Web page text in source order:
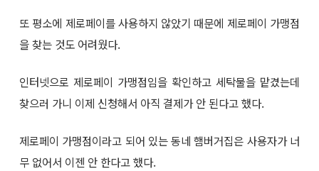
또 평소에 제로페이를 사용하지 않았기 때문에 제로페이 가맹점
을 찾는 것도 어려웠다.
인터넷으로 제로페이 가맹점임을 확인하고 세탁물을 맡겼는데
찾으러 가니 이제 신청해서 아직 결제가 안 된다고 했다.
제로페이 가맹점이라고 되어 있는 동네 햄버거집은 사용자가 너
무 없어서 이젠 안 한다고 했다.